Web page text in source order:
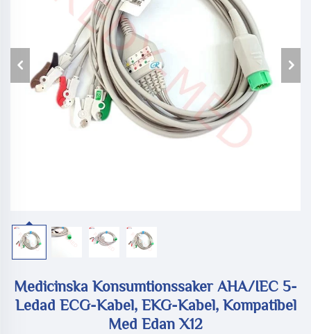
Medicinska Konsumtionssaker AHA/IEC 5-
Ledad ECG-Kabel, EKG-Kabel, Kompatibel
Med Edan X12